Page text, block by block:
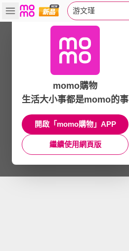
游文瑾
momo購物
生活大小事都是momo的事
開啟「momo購物」APP
繼續使用網頁版